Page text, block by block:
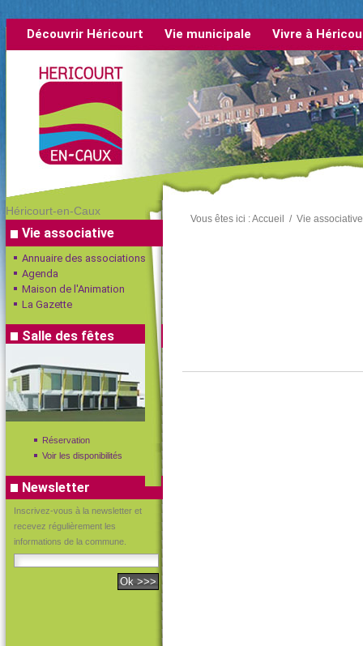
Découvrir Héricourt Vie municipale
Vivre à
Vous êtes ici :Accueil / Vie associative
Héricourt-en-Caux
Vie associative
Annuaire des associations
Agenda
Maison de l'Animation
La Gazette
Salle des fêtes
Réservation
Voir les disponibilités
Newsletter
Inscrivez-vous à la newsletter et
recevez régulièrement les
informations de la commune.